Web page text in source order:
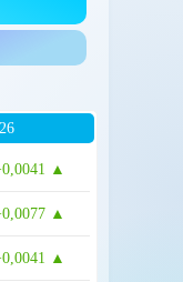
▲
▲
▲